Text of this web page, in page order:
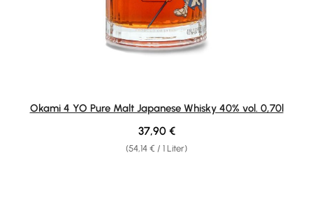
Okami 4 YO Pure Malt Japanese Whisky 40% vol. 0,70l
(54,14 € / 1 Liter)
Regulärer Preis:
37,90 €